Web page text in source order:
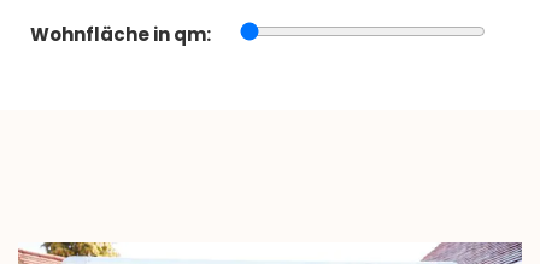
Wohnfläche in qm: